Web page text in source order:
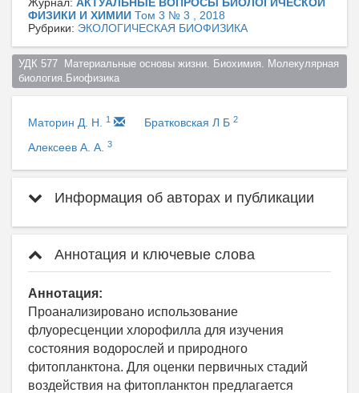
ФИЗИКИ И ХИМИИ Том 3 № 3 , 2018
Рубрики: ЭКОЛОГИЧЕСКАЯ БИОФИЗИКА
УДК 577  Материальные основы жизни. Биохимия. Молекулярная
биология.Биофизика
Маторин Д. Н. 1 Братковская Л Б 2
Алексеев А. А. 3
Информация об авторах и публикации
Аннотация и ключевые слова
Аннотация:
Проанализировано использование
флуоресценции хлорофилла для изучения
состояния водорослей и природного
фитопланктона. Для оценки первичных стадий
воздействия на фитопланктон предлагается